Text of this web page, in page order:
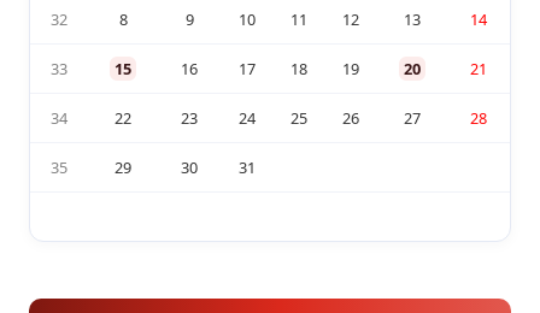
32 8 9 10 11 12 13 14
33 15 16 17 18 19 20 21
34 22 23 24 25 26 27 28
35 29 30 31